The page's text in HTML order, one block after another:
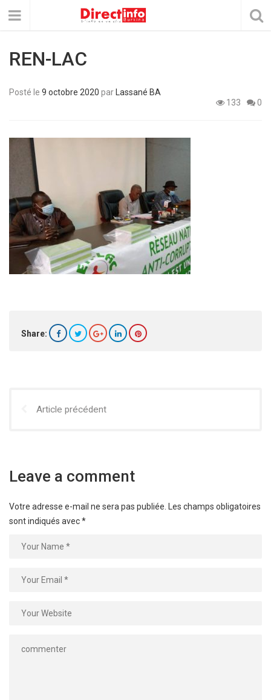
REN-LAC
Posté le 9 octobre 2020 par
Lassané BA
133
0
Share:
Article précédent
Leave a comment
Votre adresse e-mail ne sera pas publiée.
Les champs obligatoires
sont indiqués avec*